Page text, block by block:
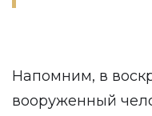
Напомним, в
вооруженный